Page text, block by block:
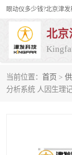
北京
当前位置： 首页 >
分析系统 人因生理
皮电仪